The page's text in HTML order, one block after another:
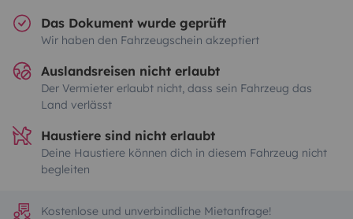
Das Dokument wurde geprüft
Wir haben den Fahrzeugschein akzeptiert
Auslandsreisen nicht erlaubt
Der Vermieter erlaubt nicht, dass sein Fahrzeug das
Land verlässt
Haustiere sind nicht erlaubt
Deine Haustiere können dich in diesem Fahrzeug nicht
begleiten
Kostenlose und unverbindliche Mietanfrage!